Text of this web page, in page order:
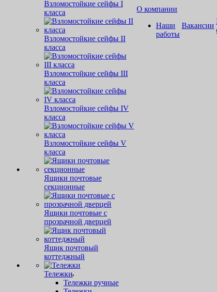
Взломостойкие сейфы I
класса
Взломостойкие сейфы II
класса
Взломостойкие сейфы III
класса
Взломостойкие сейфы IV
класса
Взломостойкие сейфы V
класса
Ящики почтовые
секционные
Ящики почтовые с
прозрачной дверцей
Ящик почтовый
коттеджный
Тележки
Тележки ручные
О компании
Наши
работы
Вакансии